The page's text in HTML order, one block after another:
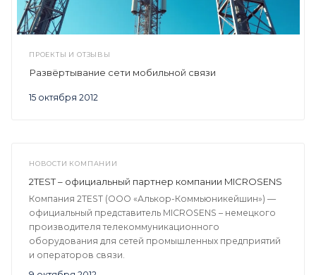
ПРОЕКТЫ И ОТЗЫВЫ
15 октября 2012
Развёртывание сети мобильной связи
НОВОСТИ КОМПАНИИ
2TEST – официальный партнер компании MICROSENS
Компания 2TEST (ООО «Алькор-Коммьюникейшин») —
официальный представитель MICROSENS – немецкого
производителя телекоммуникационного
оборудования для сетей промышленных предприятий
и операторов связи.